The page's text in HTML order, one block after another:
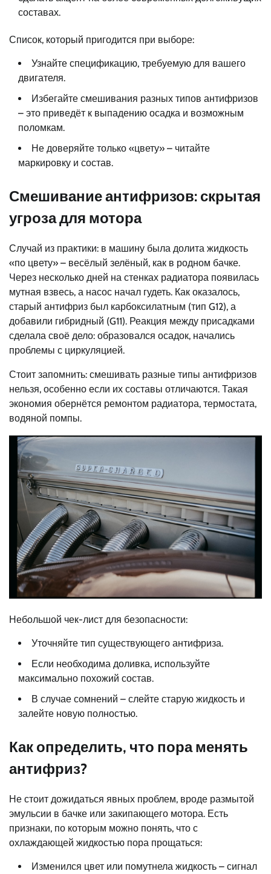
составах.
Список, который пригодится при выборе:
Узнайте спецификацию, требуемую для вашего
двигателя.
Избегайте смешивания разных типов антифризов
– это приведёт к выпадению осадка и возможным
поломкам.
Не доверяйте только «цвету» – читайте
маркировку и состав.
Смешивание антифризов: скрытая
угроза для мотора
Случай из практики: в машину была долита жидкость
«по цвету» – весёлый зелёный, как в родном бачке.
Через несколько дней на стенках радиатора появилась
мутная взвесь, а насос начал гудеть. Как оказалось,
старый антифриз был карбоксилатным (тип G12), а
добавили гибридный (G11). Реакция между присадками
сделала своё дело: образовался осадок, начались
проблемы с циркуляцией.
Стоит запомнить: смешивать разные типы антифризов
нельзя, особенно если их составы отличаются. Такая
экономия обернётся ремонтом радиатора, термостата,
водяной помпы.
Небольшой чек-лист для безопасности:
Уточняйте тип существующего антифриза.
Если необходима доливка, используйте
максимально похожий состав.
В случае сомнений – слейте старую жидкость и
залейте новую полностью.
Как определить, что пора менять
антифриз?
Не стоит дожидаться явных проблем, вроде размытой
эмульсии в бачке или закипающего мотора. Есть
признаки, по которым можно понять, что с
охлаждающей жидкостью пора прощаться:
Изменился цвет или помутнела жидкость – сигнал